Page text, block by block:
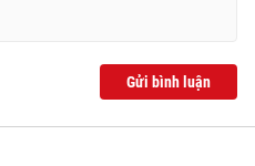
Gửi bình luận